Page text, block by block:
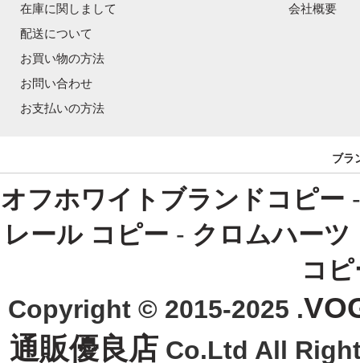
在庫に関しまして
配送について
お買い物の方法
お問い合わせ
お支払いの方法
会社概要
ブラ
オフホワイトブランドコピー
レール コピー - クロムハーツ
コ
Copyright © 2015-2025 .
通販優良店 Co.Ltd All